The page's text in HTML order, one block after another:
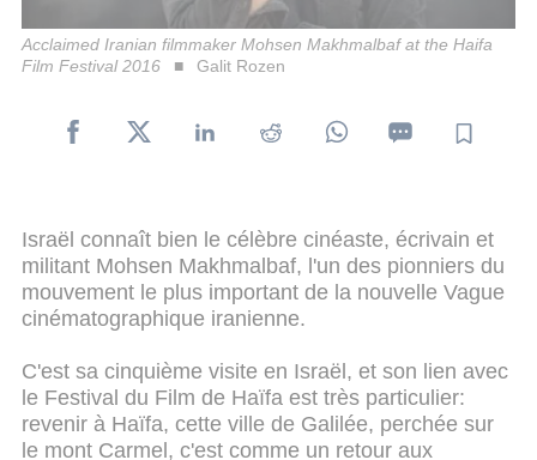
Acclaimed Iranian filmmaker Mohsen Makhmalbaf at the Haifa
Film Festival 2016
Galit Rozen
Israël connaît bien le célèbre cinéaste, écrivain et
militant Mohsen Makhmalbaf, l'un des pionniers du
mouvement le plus important de la nouvelle Vague
cinématographique iranienne.
C'est sa cinquième visite en Israël, et son lien avec
le Festival du Film de Haïfa est très particulier:
revenir à Haïfa, cette ville de Galilée, perchée sur
le mont Carmel, c'est comme un retour aux